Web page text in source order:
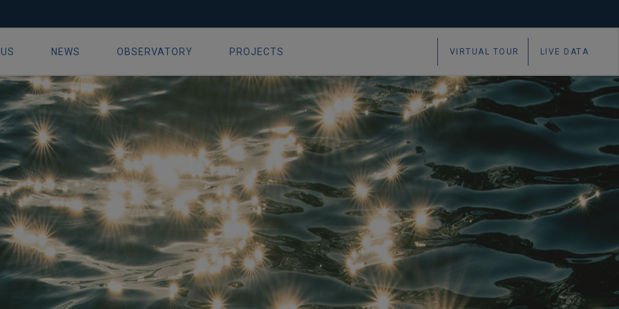
nua um Máistreacht i dTaighde le GMIT
NEWS OBSERVATORY PROJECTS VIRTUAL TOUR LIVE DATA